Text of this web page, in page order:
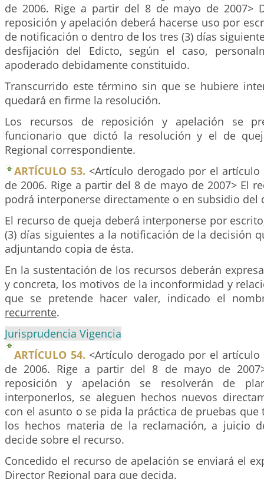
de 2006. Rige a partir del 8 de mayo de 2007>
reposición y apelación deberá hacerse uso por
de notificación o dentro de los tres (3) días
desfijación del Edicto, según el caso,
apoderado debidamente constituido.
Transcurrido este término sin que se hubiere
quedará en firme la resolución.
Los recursos de reposición y apelación se
funcionario que dictó la resolución y el de
Regional correspondiente.
ARTÍCULO 53. <Artículo derogado por el artículo
de 2006. Rige a partir del 8 de mayo de 2007> El
podrá interponerse directamente o en subsidio del
El recurso de queja deberá interponerse por
(3) días siguientes a la notificación de la decisión
adjuntando copia de ésta.
En la sustentación de los recursos deberán
y concreta, los motivos de la inconformidad y
que se pretende hacer valer, indicado el
recurrente.
Jurisprudencia Vigencia
ARTÍCULO 54. <Artículo derogado por el artículo
de 2006. Rige a partir del 8 de mayo de
reposición y apelación se resolverán de
interponerlos, se aleguen hechos nuevos
con el asunto o se pida la práctica de pruebas que
los hechos materia de la reclamación, a juicio
decide sobre el recurso.
Concedido el recurso de apelación se enviará el
Director Regional para que decida.